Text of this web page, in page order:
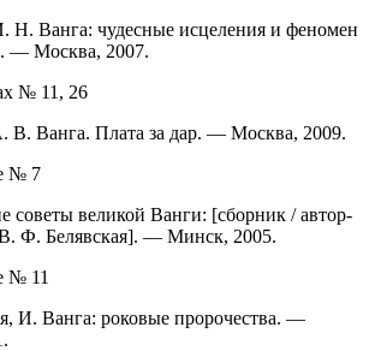
Н. Ванга: чудесные исцеления и феномен
— Москва, 2007.
№ 11, 26
В. Ванга. Плата за дар. — Москва, 2009.
№ 7
советы великой Ванги: [сборник / автор-
В. Ф. Белявская]. — Минск, 2005.
№ 11
И. Ванга: роковые пророчества. —